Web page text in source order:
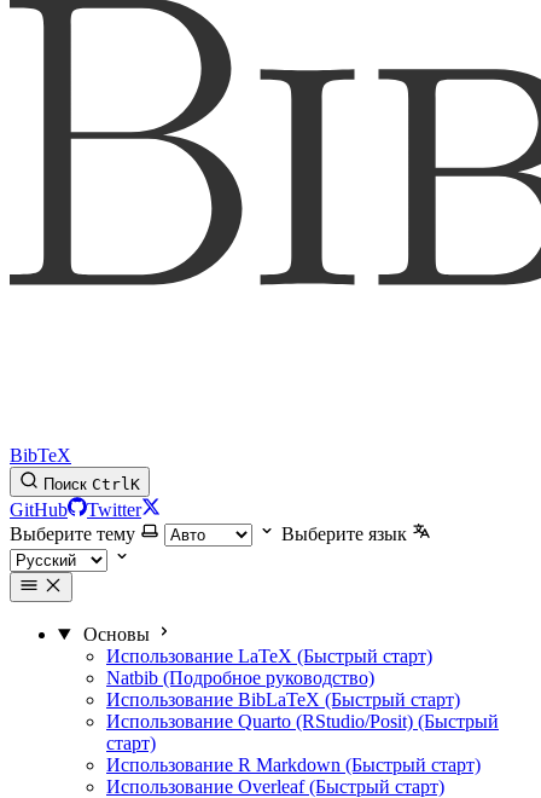
BibTeX
Поиск CtrlK
GitHub
Twitter
Выберите тему
Выберите язык
Основы
Использование LaTeX (Быстрый старт)
Natbib (Подробное руководство)
Использование BibLaTeX (Быстрый старт)
Использование Quarto (RStudio/Posit) (Быстрый
старт)
Использование R Markdown (Быстрый старт)
Использование Overleaf (Быстрый старт)